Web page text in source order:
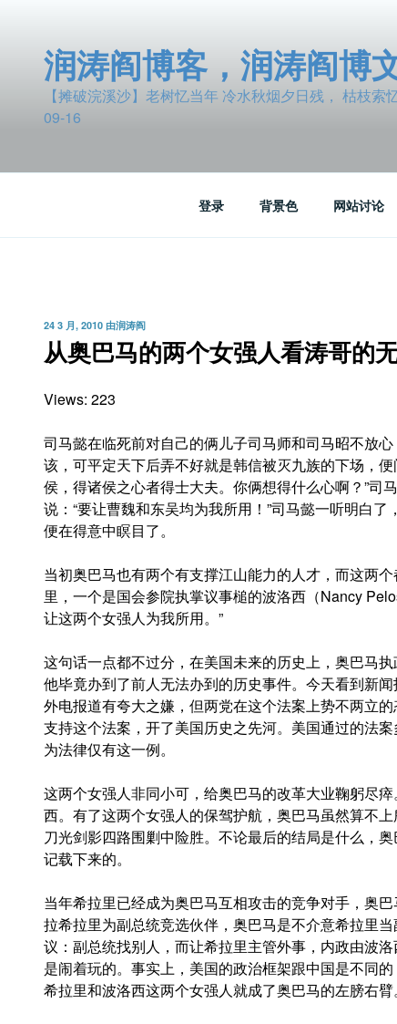
润涛阎博客，润涛阎博
【摊破浣溪沙】老树忆当年 冷水秋烟夕日残， 枯枝
09-16
登录 背景色 网站讨论
发
布
于
24 3 月, 2010 由润涛阎
从奥巴马的两个女强人看涛哥的
Views: 223
司马懿在临死前对自己的俩儿子司马师和司马昭不放心
该，可平定天下后弄不好就是韩信被灭九族的下场，
侯，得诸侯之心者得士大夫。你俩想得什么心啊？”司
说：“要让曹魏和东吴均为我所用！”司马懿一听明白
便在得意中瞑目了。
当初奥巴马也有两个有支撑江山能力的人才，而这两
里，一个是国会参院执掌议事槌的波洛西（Nancy
让这两个女强人为我所用。”
这句话一点都不过分，在美国未来的历史上，奥巴马
他毕竟办到了前人无法办到的历史事件。今天看到新
外电报道有夸大之嫌，但两党在这个法案上势不两立
支持这个法案，开了美国历史之先河。美国通过的法
为法律仅有这一例。
这两个女强人非同小可，给奥巴马的改革大业鞠躬尽
西。有了这两个女强人的保驾护航，奥巴马虽然算不
刀光剑影四路围剿中险胜。不论最后的结局是什么，
记载下来的。
当年希拉里已经成为奥巴马互相攻击的竞争对手，奥
拉希拉里为副总统竞选伙伴，奥巴马是不介意希拉里
议：副总统找别人，而让希拉里主管外事，内政由波
是闹着玩的。事实上，美国的政治框架跟中国是不同
希拉里和波洛西这两个女强人就成了奥巴马的左膀右臂。